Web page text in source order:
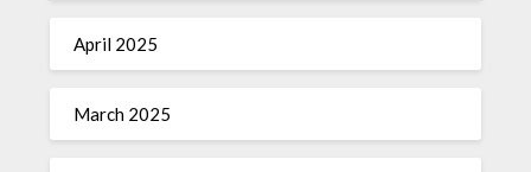
April 2025
March 2025